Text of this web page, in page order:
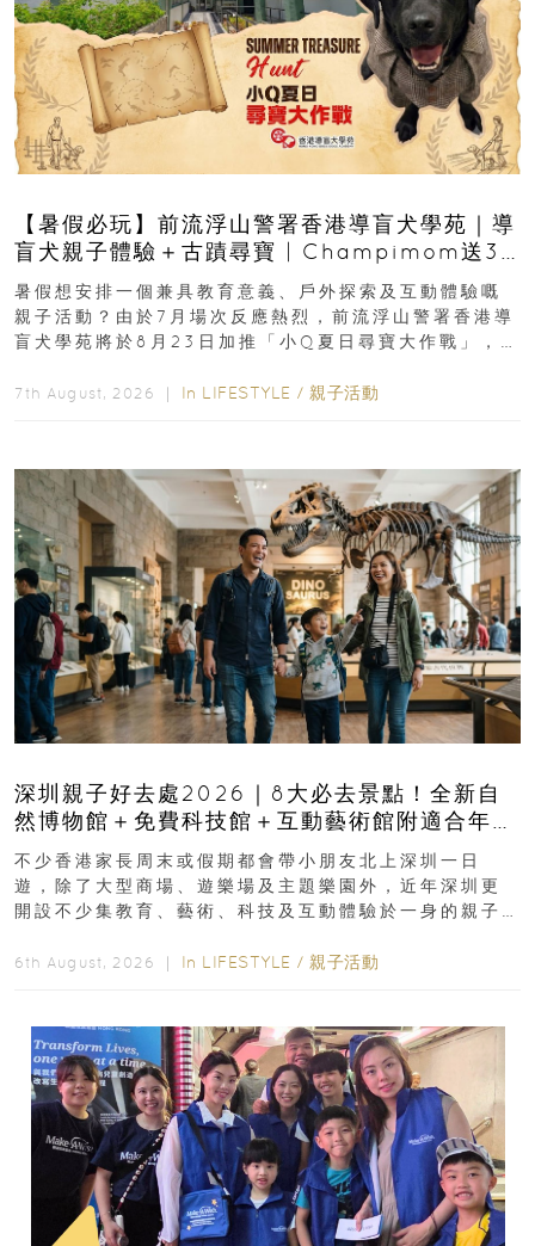
【暑假必玩】前流浮山警署香港導盲犬學苑｜導
盲犬親子體驗＋古蹟尋寶 | Champimom送3
組免費名額
暑假想安排一個兼具教育意義、戶外探索及互動體驗嘅
親子活動？由於7月場次反應熱烈，前流浮山警署香港導
盲犬學苑將於8月23日加推「小Q夏日尋寶大作戰」，家
7th August, 2026 ｜ In LIFESTYLE / 親子活動
深圳親子好去處2026｜8大必去景點！全新自
然博物館＋免費科技館＋互動藝術館附適合年
齡、交通、門票、開放時間
不少香港家長周末或假期都會帶小朋友北上深圳一日
遊，除了大型商場、遊樂場及主題樂園外，近年深圳更
開設不少集教育、藝術、科技及互動體驗於一身的親子
6th August, 2026 ｜ In LIFESTYLE / 親子活動